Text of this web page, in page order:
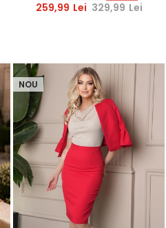
259,99 Lei 329,99 Lei
NOU